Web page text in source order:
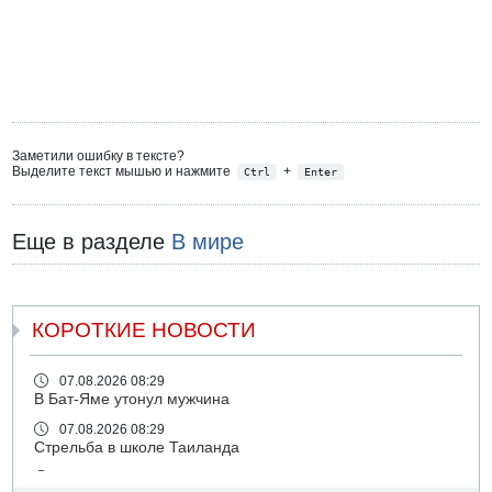
Заметили ошибку в тексте?
Выделите текст мышью и нажмите
Ctrl + Enter
Еще в разделе В мире
КОРОТКИЕ НОВОСТИ
07.08.2026 08:29
В Бат-Яме утонул мужчина
07.08.2026 08:29
Стрельба в школе Таиланда